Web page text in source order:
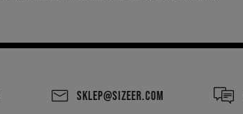
SKLEP@SIZEER.COM